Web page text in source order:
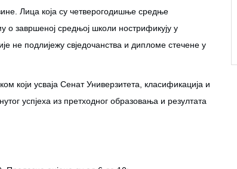
Лица која су четверогодишње средње
о завршеној средњој школи нострификују у
не подлијежу свједочанства и дипломе стечене у
који усваја Сенат Универзитета, класификација и
успјеха из претходног образовања и резултата